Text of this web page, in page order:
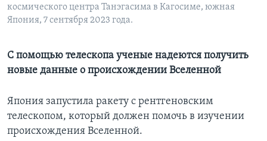
Языки
космического центра Танэгасима в Кагосиме, южная
Япония, 7 сентября 2023 года.
С помощью телескопа ученые надеются получить
новые данные о происхождении Вселенной
Япония запустила ракету с рентгеновским
телескопом, который должен помочь в изучении
происхождения Вселенной.